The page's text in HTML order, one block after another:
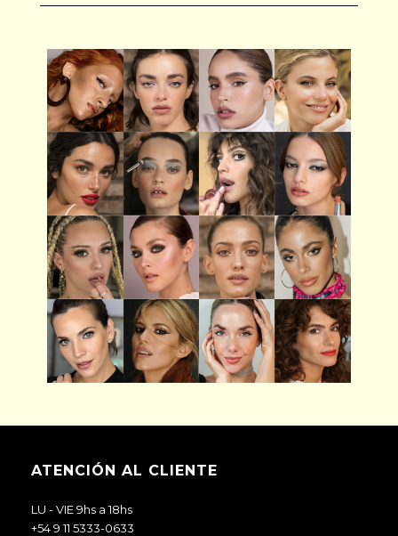
ATENCIÓN AL CLIENTE
LU - VIE 9hs a 18hs
+54 9 11 5333-0633